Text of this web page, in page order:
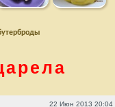
22 Июн 2013 20:04